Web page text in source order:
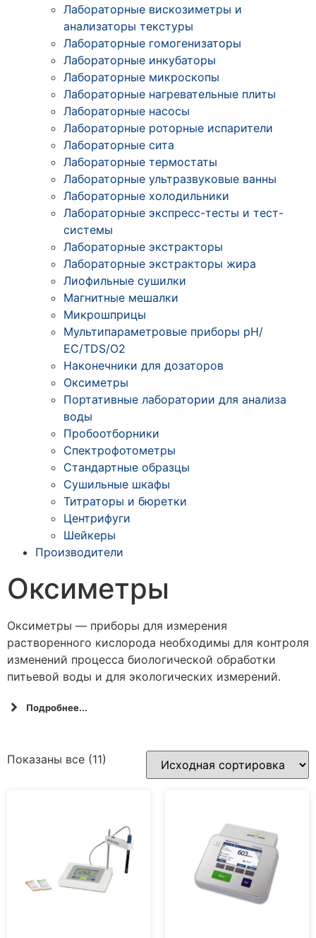
Лабораторные вискозиметры и
анализаторы текстуры
Лабораторные гомогенизаторы
Лабораторные инкубаторы
Лабораторные микроскопы
Лабораторные нагревательные плиты
Лабораторные насосы
Лабораторные роторные испарители
Лабораторные сита
Лабораторные термостаты
Лабораторные ультразвуковые ванны
Лабораторные холодильники
Лабораторные экспресс-тесты и тест-
системы
Лабораторные экстракторы
Лабораторные экстракторы жира
Лиофильные сушилки
Магнитные мешалки
Микрошприцы
Мультипараметровые приборы рН/
ЕС/TDS/О2
Наконечники для дозаторов
Оксиметры
Портативные лаборатории для анализа
воды
Пробоотборники
Спектрофотометры
Стандартные образцы
Сушильные шкафы
Титраторы и бюретки
Центрифуги
Шейкеры
Производители
Оксиметры
Оксиметры — приборы для измерения
растворенного кислорода необходимы для контроля
изменений процесса биологической обработки
питьевой воды и для экологических измерений.
Подробнее...
Показаны все (11)